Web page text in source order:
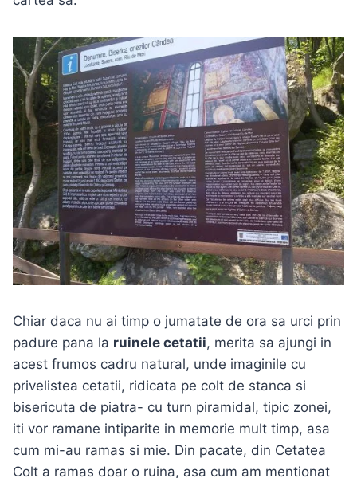
Chiar daca nu ai timp o jumatate de ora sa urci prin
padure pana la ruinele cetatii, merita sa ajungi in
acest frumos cadru natural, unde imaginile cu
privelistea cetatii, ridicata pe colt de stanca si
bisericuta de piatra- cu turn piramidal, tipic zonei,
iti vor ramane intiparite in memorie mult timp, asa
cum mi-au ramas si mie. Din pacate, din Cetatea
Colt a ramas doar o ruina, asa cum am mentionat